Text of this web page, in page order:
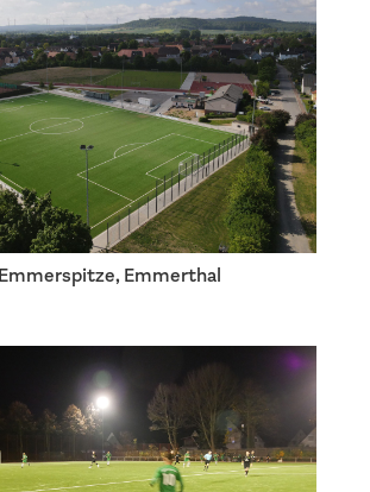
Emmerthal